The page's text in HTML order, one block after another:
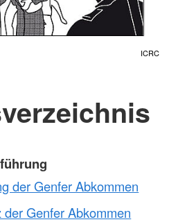
ICRC
der Genfer Abkommen
Genfer Abkommen